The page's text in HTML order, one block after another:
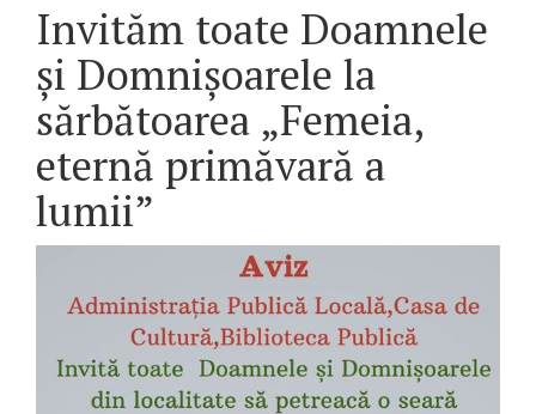
Invităm toate Doamnele
și Domnișoarele la
sărbătoarea „Femeia,
eternă primăvară a
lumii”